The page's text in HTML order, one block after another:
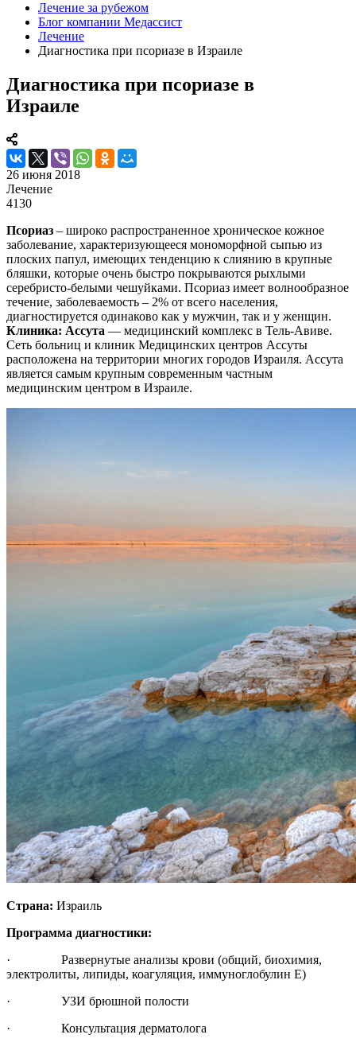
Лечение за рубежом
Блог компании Медассист
Лечение
Диагностика при псориазе в Израиле
Диагностика при псориазе в
Израиле
26 июня 2018
Лечение
4130
Псориаз – широко распространенное хроническое кожное
заболевание, характеризующееся мономорфной сыпью из
плоских папул, имеющих тенденцию к слиянию в крупные
бляшки, которые очень быстро покрываются рыхлыми
серебристо-белыми чешуйками. Псориаз имеет волнообразное
течение, заболеваемость – 2% от всего населения,
диагностируется одинаково как у мужчин, так и у женщин.
Клиника: Ассута — медицинский комплекс в Тель-Авиве.
Сеть больниц и клиник Медицинских центров Ассуты
расположена на территории многих городов Израиля. Ассута
является самым крупным современным частным
медицинским центром в Израиле.
Страна: Израиль
Программа диагностики:
· Развернутые анализы крови (общий, биохимия,
электролиты, липиды, коагуляция, иммуноглобулин Е)
· УЗИ брюшной полости
· Консультация дерматолога